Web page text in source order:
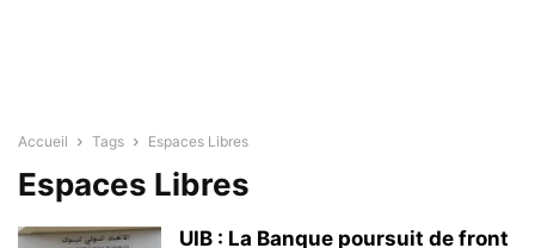
Accueil Tags Espaces Libres
Espaces Libres
UIB : La Banque poursuit de front